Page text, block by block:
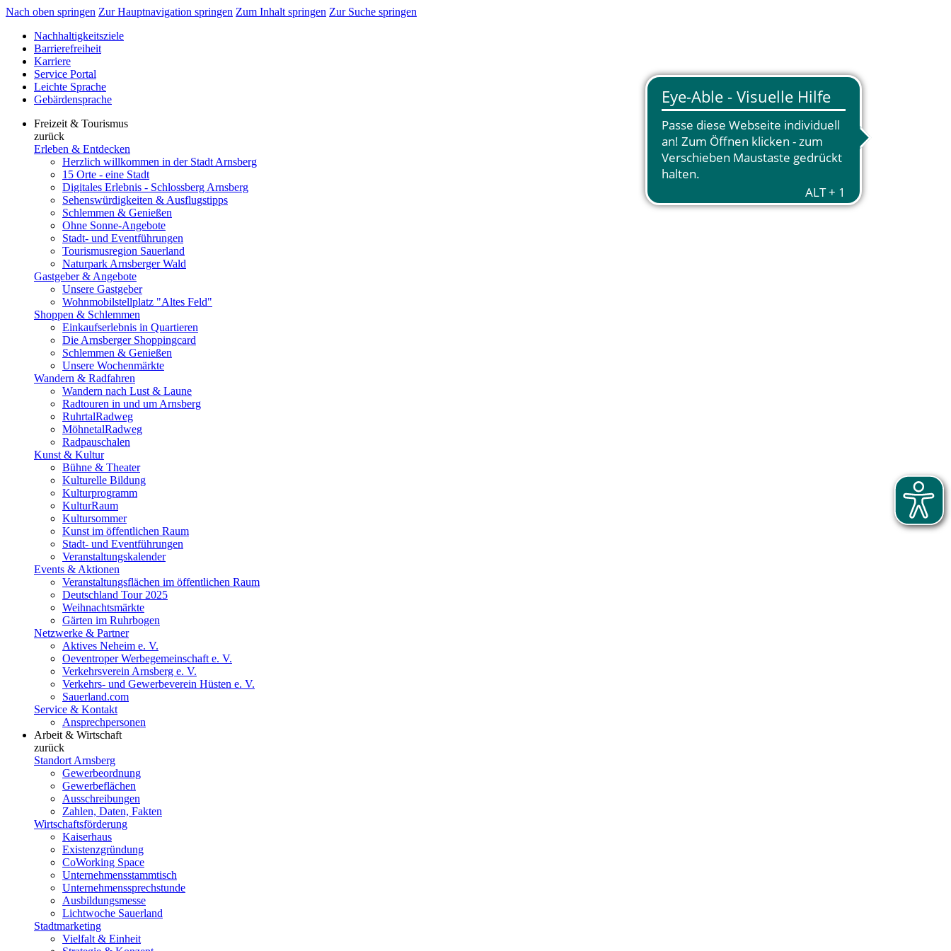
Nach oben springen Zur Hauptnavigation springen Zum Inhalt springen Zur Suche springen
Nachhaltigkeitsziele
Barrierefreiheit
Karriere
Service Portal
Leichte Sprache
Gebärdensprache
Freizeit & Tourismus
zurück
Erleben & Entdecken
Herzlich willkommen in der Stadt Arnsberg
15 Orte - eine Stadt
Digitales Erlebnis - Schlossberg Arnsberg
Sehenswürdigkeiten & Ausflugstipps
Schlemmen & Genießen
Ohne Sonne-Angebote
Stadt- und Eventführungen
Tourismusregion Sauerland
Naturpark Arnsberger Wald
Gastgeber & Angebote
Unsere Gastgeber
Wohnmobilstellplatz "Altes Feld"
Shoppen & Schlemmen
Einkaufserlebnis in Quartieren
Die Arnsberger Shoppingcard
Schlemmen & Genießen
Unsere Wochenmärkte
Wandern & Radfahren
Wandern nach Lust & Laune
Radtouren in und um Arnsberg
RuhrtalRadweg
MöhnetalRadweg
Radpauschalen
Kunst & Kultur
Bühne & Theater
Kulturelle Bildung
Kulturprogramm
KulturRaum
Kultursommer
Kunst im öffentlichen Raum
Stadt- und Eventführungen
Veranstaltungskalender
Events & Aktionen
Veranstaltungsflächen im öffentlichen Raum
Deutschland Tour 2025
Weihnachtsmärkte
Gärten im Ruhrbogen
Netzwerke & Partner
Aktives Neheim e. V.
Oeventroper Werbegemeinschaft e. V.
Verkehrsverein Arnsberg e. V.
Verkehrs- und Gewerbeverein Hüsten e. V.
Sauerland.com
Service & Kontakt
Ansprechpersonen
Arbeit & Wirtschaft
zurück
Standort Arnsberg
Gewerbeordnung
Gewerbeflächen
Ausschreibungen
Zahlen, Daten, Fakten
Wirtschaftsförderung
Kaiserhaus
Existenzgründung
CoWorking Space
Unternehmensstammtisch
Unternehmenssprechstunde
Ausbildungsmesse
Lichtwoche Sauerland
Stadtmarketing
Vielfalt & Einheit